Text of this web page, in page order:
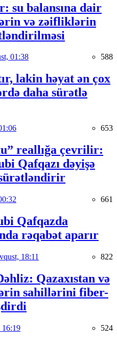
su balansına dair
və zəifliklərin
01:38 588
lakin həyat ən çox
daha sürətlə
653
reallığa çevrilir:
Qafqazı dəyişə
661
Qafqazda
rəqabət aparır
18:11 822
Qazaxıstan və
sahillərini fiber-
16:19 524